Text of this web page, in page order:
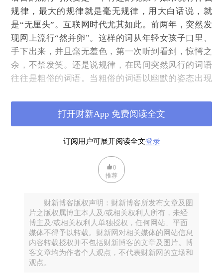
规律，最大的规律就是毫无规律，用大白话说，就
是“无厘头”。互联网时代尤其如此。前两年，突然发
现网上流行“然并卵”。这样的词从年轻女孩子口里、
手下出来，并且毫无羞色，第一次听到看到，惊愕之
余，不禁发笑。还是说规律，在民间突然风行的词语
往往是粗俗的词语。当粗俗的词语以幽默的姿态出现
看到这个词，脑子里首先想到的是上海话里的“老
熟、很有能耐、很厉害。朋友打高尔夫，一杆进洞，
身边球友和球童纷纷祝贺他，向他竖起大拇指：“朋
友，侬老卵额！”也可以形容一个人自以为是、清高、
摆老资格等。两人争执，一人强词夺理，另一人有理
卵额！”两人吵架，一人嘴硬，另一位就像特朗普一样
地向他咆哮：“侬蛮老卵额么！侬再老卵，拨侬只毛栗
子吃吃！”总之，“老卵”，在上海话中，是一个非常复
杂的词，究竟什么意思，全看是什么场合。一个人能
把“老卵”解释清楚，也是蛮老卵的。
订阅用户可展开阅读全文登录
打开财新App 免费阅读全文
0
推荐
财新博客版权声明：财新博客所发布文章及图
片之版权属博主本人及/或相关权利人所有，未经
博主及/或相关权利人单独授权，任何网站、平面
媒体不得予以转载。财新网对相关媒体的网站信息
内容转载授权并不包括财新博客的文章及图片。博
客文章均为作者个人观点，不代表财新网的立场和
观点。